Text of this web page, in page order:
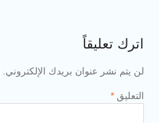
اترك تعليقاً
لن يتم نشر عنوان بريدك الإلكتروني.
التعليق *